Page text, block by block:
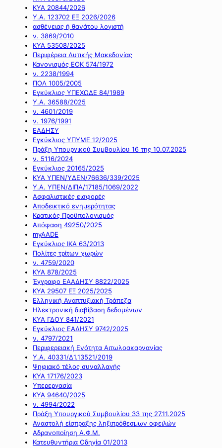
ΚΥΑ 20844/2026
Υ.Α. 123702 ΕΞ 2026/2026
ασθένειας ή θανάτου λογιστή
ν. 3869/2010
ΚΥΑ 53508/2025
Περιφέρεια Δυτικής Μακεδονίας
Κανονισμός ΕΟΚ 574/1972
ν. 2238/1994
ΠΟΛ 1005/2005
Εγκύκλιος ΥΠΕΧΩΔΕ 84/1989
Υ.Α. 36588/2025
ν. 4601/2019
ν. 1976/1991
ΕΑΔΗΣΥ
Εγκύκλιος ΥΠΥΜΕ 12/2025
Πράξη Υπουργικού Συμβουλίου 16 της 10.07.2025
ν. 5116/2024
Εγκύκλιος 20165/2025
ΚΥΑ ΥΠΕΝ/ΥΔΕΝ/76636/339/2025
Υ.Α. ΥΠΕΝ/ΔΙΠΑ/17185/1069/2022
Ασφαλιστικές εισφορές
Αποδεικτικό ενημερότητας
Κρατικός Προϋπολογισμός
Απόφαση 49250/2025
myAADE
Εγκύκλιος ΙΚΑ 63/2013
Πολίτες τρίτων χωρών
ν. 4759/2020
ΚΥΑ 878/2025
Έγγραφο ΕΑΑΔΗΣΥ 8822/2025
ΚΥΑ 29507 ΕΞ 2025/2025
Ελληνική Αναπτυξιακή Τράπεζα
Ηλεκτρονική διαβίβαση δεδομένων
ΚΥΑ ΓΔΟΥ 841/2021
Εγκύκλιος ΕΑΔΗΣΥ 9742/2025
ν. 4797/2021
Περιφερειακή Ενότητα Αιτωλοακαρνανίας
Υ.Α. 40331/Δ1.13521/2019
Ψηφιακό τέλος συναλλαγής
ΚΥΑ 17176/2023
Υπερεργασία
ΚΥΑ 94640/2025
ν. 4994/2022
Πράξη Υπουργικού Συμβουλίου 33 της 27.11.2025
Αναστολή είσπραξης ληξιπρόθεσμων οφειλών
Αδρανοποίηση Α.Φ.Μ.
Κατευθυντήρια Οδηγία 01/2013